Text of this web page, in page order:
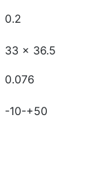
0.2
33 × 36.5
0.076
-10-+50